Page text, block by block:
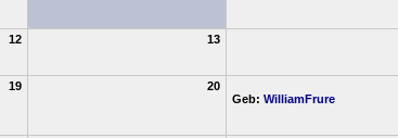
12 13
19 20
Geb: WilliamFrure